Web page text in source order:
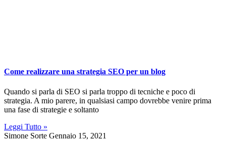
Come realizzare una strategia SEO per un blog
Quando si parla di SEO si parla troppo di tecniche e poco di
strategia. A mio parere, in qualsiasi campo dovrebbe venire prima
una fase di strategie e soltanto
Leggi Tutto »
Simone Sorte Gennaio 15, 2021